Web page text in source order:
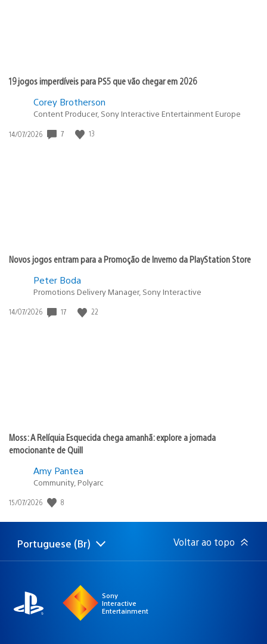
19 jogos imperdíveis para PS5 que vão chegar em 2026
Corey Brotherson
Content Producer, Sony Interactive Entertainment Europe
Data
14/07/2026 7 13
Novos jogos entram para a Promoção de Inverno da PlayStation Store
Peter Boda
Promotions Delivery Manager, Sony Interactive
Data
14/07/2026 17 22
Moss: A Relíquia Esquecida chega amanhã: explore a jornada
emocionante de Quill
Amy Pantea
Community, Polyarc
Data
publicação:
15/07/2026 8
Selecione
Região
Portuguese (Br) Voltar ao topo
Sony
Interactive
Entertainment